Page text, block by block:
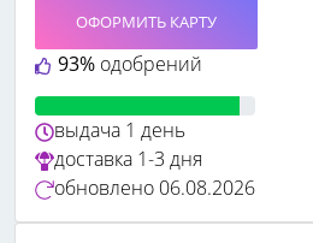
93% одобрений
ОФОРМИТЬ КАРТУ
выдача 1 день
доставка 1-3 дня
обновлено 06.08.2026